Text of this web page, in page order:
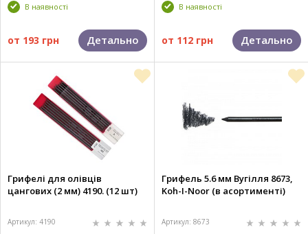
В наявності
от 193 грн Детально
В наявності
от 112 грн Детально
Грифелі для олівців
цангових (2 мм) 4190. (12 шт)
Артикул: 4190
Грифель 5.6 мм Вугілля 8673,
Koh-I-Noor (в асортименті)
Артикул: 8673